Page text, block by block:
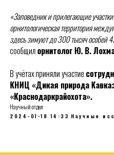
«Заповедник и прилегающие
орнитологическая территория
здесь зимуют до 300 тысяч особей
сообщил орнитолог Ю. В.
В учётах приняли участие
КНИЦ «Дикая природа
«Краснодаркрайохота».
Научный отдел
2024-01-18 14:33 Научные